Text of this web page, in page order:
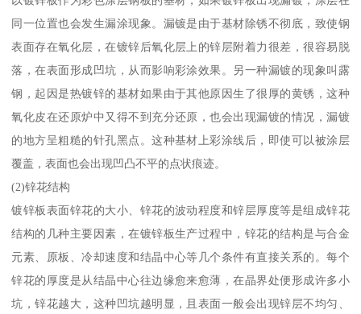
同一位置也会发生漏涂现象。漏镀是由于基材除锈不彻底，致使钢
表面存在氧化层，在镀锌后氧化层上的锌层附着力很差，很容易脱
落，在表面形成凹坑，从而影响彩涂效果。另一种漏镀的现象叫露
钢，起因是热镀锌的基材如果由于其他原因生了很厚的黄锈，这种
氧化皮在还原炉中又得不到充分还原，也会出现漏镀的情况，漏镀
的地方呈粗糙的针孔黑点。这种基材上彩涂线后，即使可以被涂层
覆盖，表面也会出现凹凸不平的点状痕迹。
(2)锌花结构
镀锌板表面锌花的大小、锌花的波动程度和锌层厚度等是组成锌花
结构的几种主要因素，在镀锌板生产过程中，锌花的结构是与合金
元素、原板、冷却速度和结晶中心等几个条件有直接关系的。每个
锌花的厚度是从结晶中心往边缘愈来愈薄，在晶界处便形成许多小
坑，锌花越大，这种凹坑越明显，且表面一般会出现锌层不均匀、